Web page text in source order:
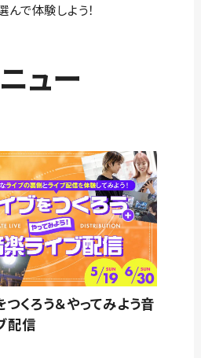
んで体験しよう！
ュー
つくろう＆やってみよう音
配信